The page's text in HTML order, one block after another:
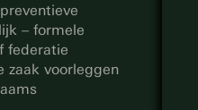
– formele
federatie
zaak voorleggen